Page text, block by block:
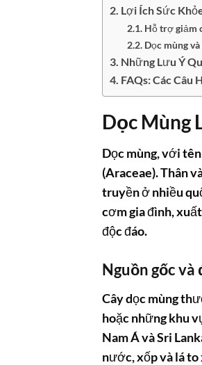
Lợi Ích Sức
Hỗ trợ giảm
Dọc mùng
Những Lưu Ý
FAQs: Các Câu
Dọc Mùng
Dọc mùng, với
(Araceae). Thân
truyền ở nhiều
cơm gia đình,
độc đáo.
Nguồn gốc và
Cây dọc mùng
hoặc những khu
Nam Á và Sri
nước, xốp và lá to